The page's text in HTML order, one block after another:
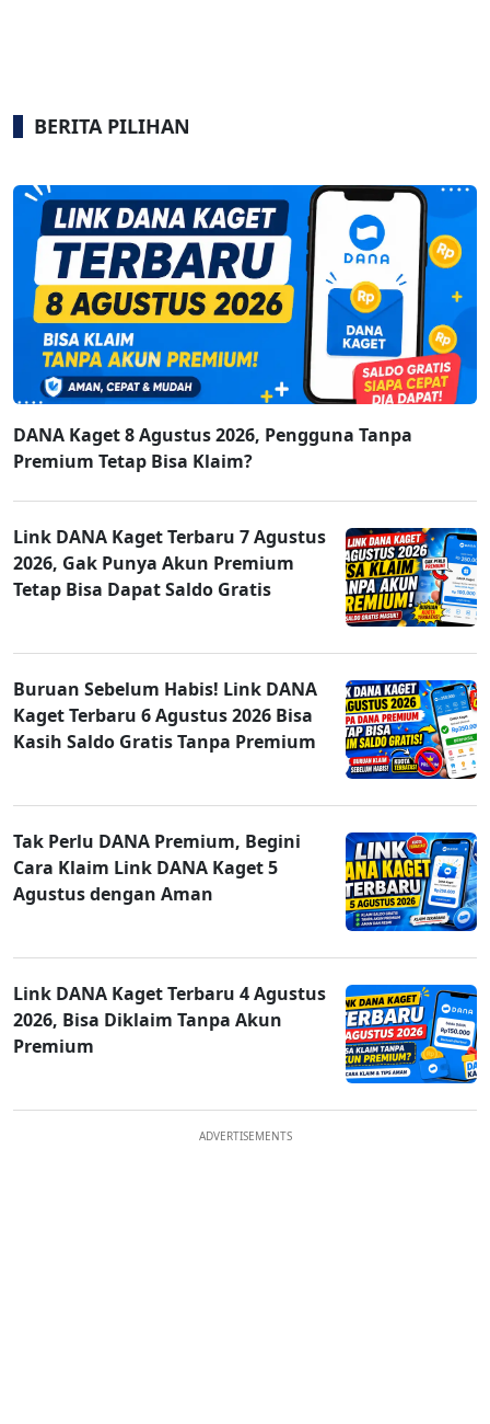
BERITA PILIHAN
DANA Kaget 8 Agustus 2026, Pengguna Tanpa
Premium Tetap Bisa Klaim?
Link DANA Kaget Terbaru 7 Agustus
2026, Gak Punya Akun Premium
Tetap Bisa Dapat Saldo Gratis
Buruan Sebelum Habis! Link DANA
Kaget Terbaru 6 Agustus 2026 Bisa
Kasih Saldo Gratis Tanpa Premium
Tak Perlu DANA Premium, Begini
Cara Klaim Link DANA Kaget 5
Agustus dengan Aman
Link DANA Kaget Terbaru 4 Agustus
2026, Bisa Diklaim Tanpa Akun
Premium
ADVERTISEMENTS